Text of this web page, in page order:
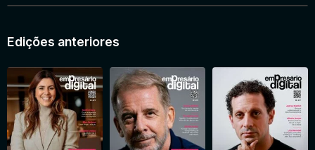
Edições anteriores